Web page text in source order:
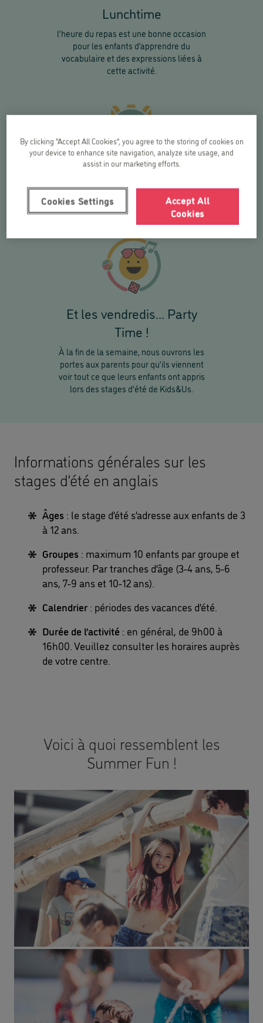
Lunchtime
l’heure du repas est une bonne occasion
pour les enfants d’apprendre du
vocabulaire et des expressions liées à
cette activité.
nous partons une journée en excursion !
Et les vendredis... Party
Time !
À la fin de la semaine, nous ouvrons les
portes aux parents pour qu’ils viennent
voir tout ce que leurs enfants ont appris
lors des stages d’été de Kids&Us.
Informations générales sur les
stages d’été en anglais
Âges : le stage d’été s’adresse aux enfants de 3
à 12 ans.
Groupes : maximum 10 enfants par groupe et
professeur. Par tranches d’âge (3-4 ans, 5-6
ans, 7-9 ans et 10-12 ans).
Calendrier : périodes des vacances d’été.
Durée de l’activité : en général, de 9h00 à
16h00. Veuillez consulter les horaires auprès
de votre centre.
Voici à quoi ressemblent les
Summer Fun !
By clicking “Accept All Cookies”, you agree to the storing of cookies on
your device to enhance site navigation, analyze site usage, and
assist in our marketing efforts.
Accept All
Cookies
Cookies Settings